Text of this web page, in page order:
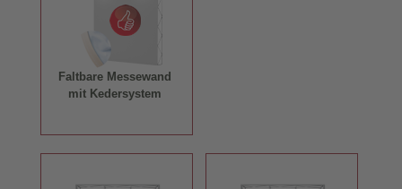
TipTopDruck wird jede Veranstaltung zu einem vollen Erfolg
– überzeugen Sie sich selbst und punkten Sie mit einem
Auftritt, der in Erinnerung bleibt!
Mobile Messewände mit
Wunschmotiv bedrucken lassen!
Faltbare Messewand
mit Kedersystem